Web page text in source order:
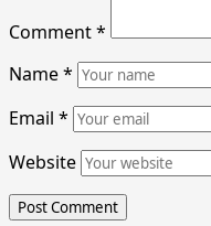
Comment*
Name*
Email *
Website